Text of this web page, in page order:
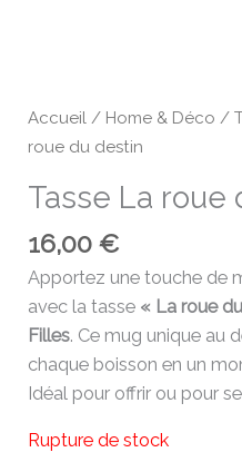
Accueil / Home & Déco /
roue du destin
Tasse La roue
16,00€
Apportez une touche de
avec la tasse « La roue
Filles. Ce mug unique au
chaque boisson en un
Idéal pour offrir ou pour
Rupture de stock